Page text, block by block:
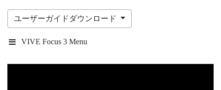
ユーザーガイドダウンロード
VIVE Focus 3 Menu